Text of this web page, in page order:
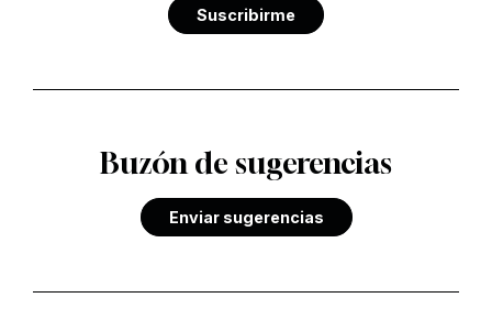
Suscribirme
Buzón de sugerencias
Enviar sugerencias